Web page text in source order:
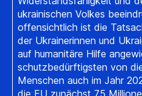
ukrainischen Volkes
offensichtlich ist die
der Ukrainerinnen und
auf humanitäre Hilfe
schutzbedürftigsten von
Menschen auch im Jahr
die EU zunächst 75